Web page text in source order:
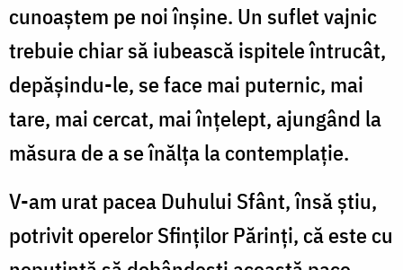
cunoaştem pe noi înşine. Un suflet vajnic
trebuie chiar să iubească ispitele întrucât,
depăşindu-le, se face mai puternic, mai
tare, mai cercat, mai înţelept, ajungând la
măsura de a se înălţa la contemplaţie.
V-am urat pacea Duhului Sfânt, însă ştiu,
potrivit operelor Sfinţilor Părinţi, că este cu